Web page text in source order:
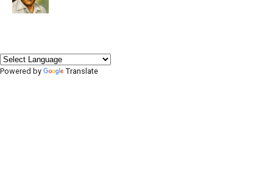
Powered by Translate